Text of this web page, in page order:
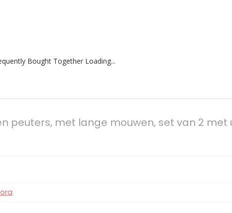
Bought Together Loading...
peuters, met lange mouwen, set van 2